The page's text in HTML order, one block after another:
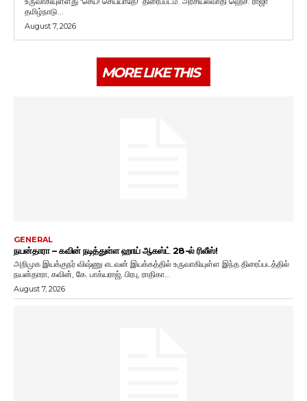
தமிழ்நாடு...
August 7, 2026
MORE LIKE THIS
GENERAL
நயன்தாரா – கவின் நடித்துள்ள ஹாய் ஆகஸ்ட் 28-ல் ரிலீஸ்!
அறிமுக இயக்குநர் விஷ்ணு எடவன் இயக்கத்தில் உருவாகியுள்ள இந்த திரைப்படத்தில்
நயன்தாரா, கவின், கே. பாக்யராஜ், பிரபு, ராதிகா...
August 7, 2026